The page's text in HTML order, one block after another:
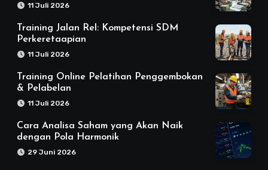
11 Juli 2026
Training Jalan Rel: Kompetensi SDM
Perkeretaapian
11 Juli 2026
Training Online Pelatihan Penggembokan
& Pelabelan
11 Juli 2026
Cara Analisa Saham yang Akan Naik
dengan Pola Harmonik
29 Juni 2026